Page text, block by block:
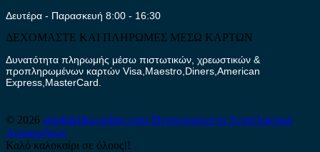
Δευτέρα - Παρασκευή 8:00 - 16:30
ΔΕΧΟΜΑΣΤΕ ΚΑΙ ΠΛΗΡΩΜΕΣ ΜΕΣΩ ΚΑΡΤΩΝ
Δυνατότητα πληρωμής μέσω πιστωτικών, χρεωστικών &
προπληρωμένων καρτών Visa,Maestro,Diners,American
Express,MasterCard.
© 2026 antallaktika-online.com Μεταχειρισμένα Ανταλλακτικά
Αυτοκινήτων
Καλό καλοκαίρι σε όλους!!